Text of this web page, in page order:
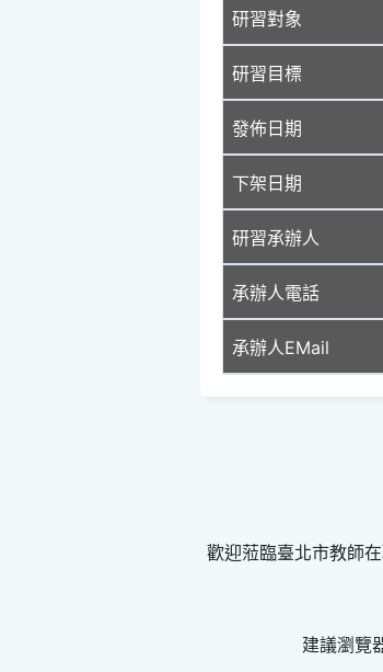
研習對象
研習目標
發佈日期
下架日期
研習承辦人
承辦人電話
承辦人EMail
歡迎蒞臨臺北市教師
建議瀏覽